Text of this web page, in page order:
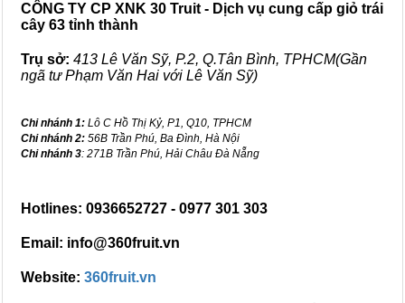
CÔNG TY CP XNK 30 Truit - Dịch vụ cung cấp giỏ trái
cây 63 tỉnh thành
Trụ sở: 413 Lê Văn Sỹ, P.2, Q.Tân Bình, TPHCM(Gần
ngã tư Phạm Văn Hai với Lê Văn Sỹ)
Chi nhánh 1: Lô C Hồ Thị Kỷ, P1, Q10, TPHCM
Chi nhánh 2: 56B Trần Phú, Ba Đình, Hà Nội
Chi nhánh 3: 271B Trần Phú, Hải Châu Đà Nẵng
Hotlines: 0936652727 - 0977 301 303
Email: info@360fruit.vn
Website: 360fruit.vn